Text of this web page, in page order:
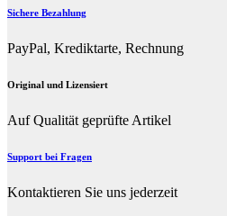
Sichere Bezahlung
PayPal, Krediktarte, Rechnung
Original und Lizensiert
Auf Qualität geprüfte Artikel
Support bei Fragen
Kontaktieren Sie uns jederzeit